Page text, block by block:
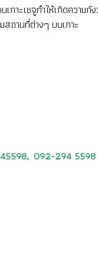
าะเชจูทำให้เกิดควา
ถานที่ต่างๆ บนเกาะ
092-294 5598